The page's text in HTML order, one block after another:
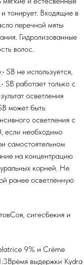
тонирует. Входящие в
перечной мяты
Гидролизованные
волос.
SB не используется,
работает только с
осветления
может быть
осветления с
если необходимо
самостоятельном
на концентрацию
корней. Не
ранее осветлённую
сигесбекия и
9% и Crème
выдержки Kydra